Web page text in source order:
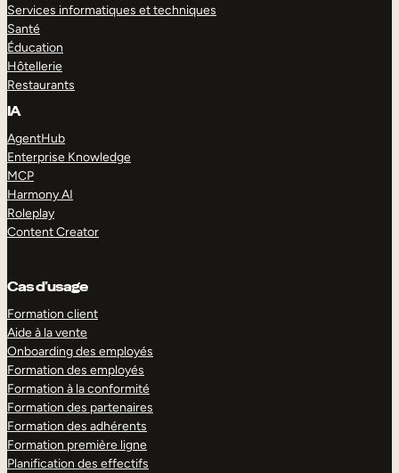
Services informatiques et techniques
Santé
Éducation
Hôtellerie
Restaurants
IA
AgentHub
Enterprise Knowledge
MCP
Harmony AI
Roleplay
Content Creator
Cas d’usage
Formation client
Aide à la vente
Onboarding des employés
Formation des employés
Formation à la conformité
Formation des partenaires
Formation des adhérents
Formation première ligne
Planification des effectifs